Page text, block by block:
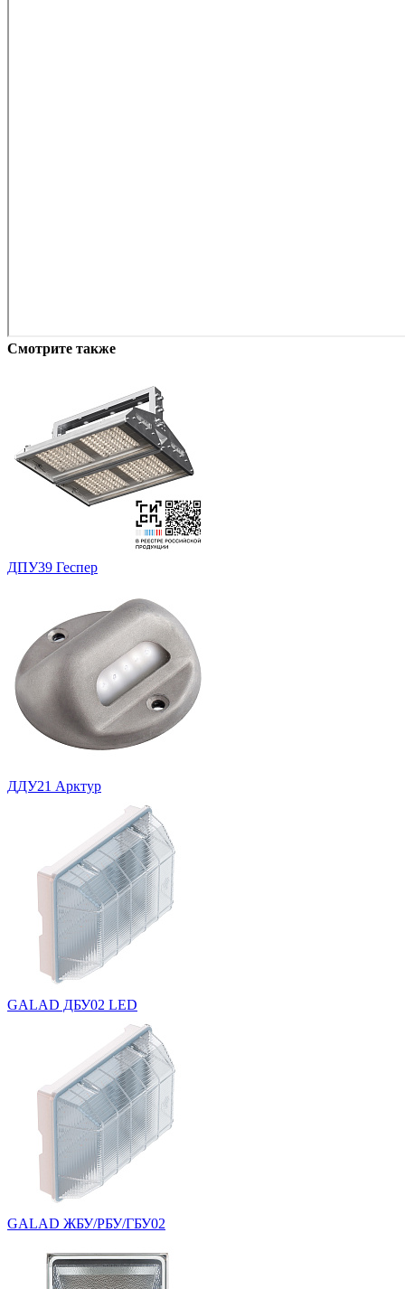
Смотрите также
ДПУ39 Геспер
ДДУ21 Арктур
GALAD ДБУ02 LED
GALAD ЖБУ/РБУ/ГБУ02